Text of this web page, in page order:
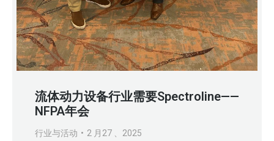
流体动力设备行业需要Spectroline——
NFPA年会
行业与活动 2 月27 、2025